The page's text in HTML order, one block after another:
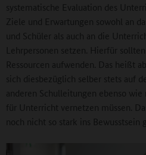
systematische Evaluation des
Ziele und Erwartungen sowohl an
und Schüler als auch an die
Lehrpersonen setzen. Hierfür
Ressourcen aufwenden. Das heißt
sich diesbezüglich selber stets auf
anderen Schulleitungen ebenso
für Unterricht vernetzen müssen.
noch nicht so stark ins Bewusstsein